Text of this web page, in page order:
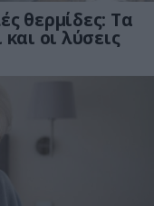
θερμίδες: Τα
οι λύσεις